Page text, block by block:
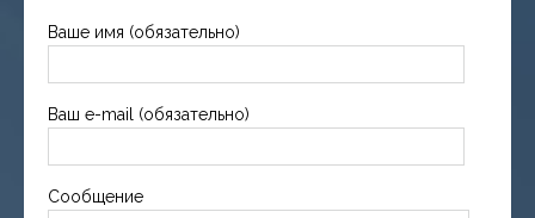
Ваше имя (обязательно)
Ваш e-mail (обязательно)
Сообщение